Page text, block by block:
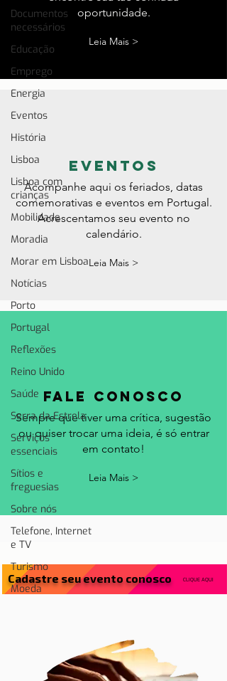
Documentos
necessários
Educação
Emprego
Energia
Eventos
História
Lisboa
Lisboa com
crianças
Mobilidade
Moradia
Morar em Lisboa
Notícias
Porto
Portugal
Reflexões
Reino Unido
Saúde
Serra da Estrela
Serviços
essenciais
Sítios e
freguesias
Sobre nós
Telefone, Internet
e TV
Turismo
Moeda
oportunidade.
Leia Mais >
eventos
Acompanhe aqui os feriados, datas
comemorativas e eventos em Portugal.
Acrescentamos seu evento no
calendário.
Leia Mais >
fale conosco
Sempre que tiver uma crítica, sugestão
ou quiser trocar uma ideia, é só entrar
em contato!
Leia Mais >
Cadastre seu evento conosco CLIQUE AQUI